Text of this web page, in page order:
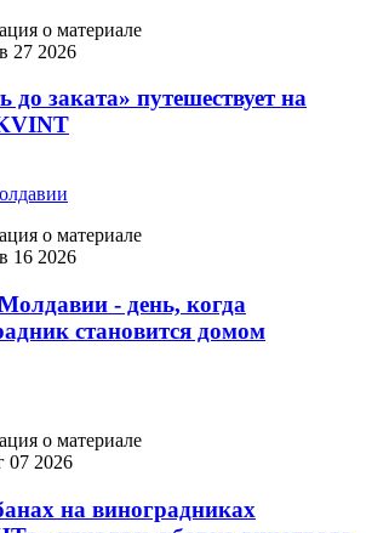
о материале
27 2026
до заката» путешествует на
о материале
16 2026
- день, когда
становится домом
о материале
07 2026
на виноградниках